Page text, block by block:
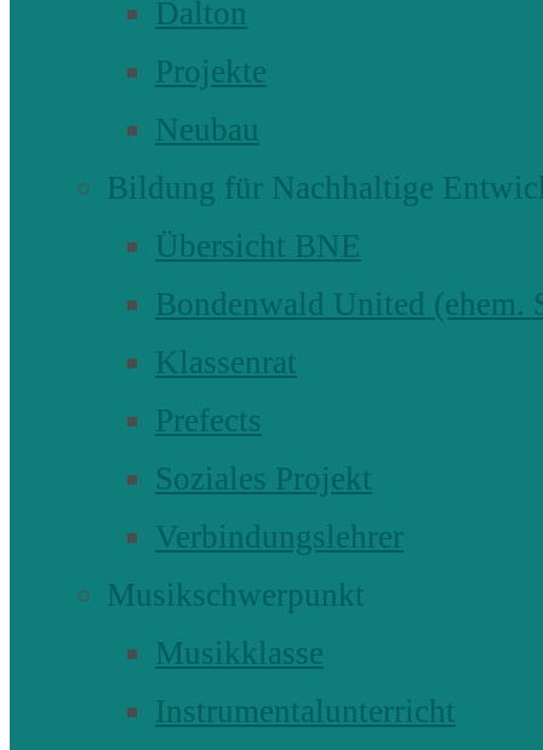
Dalton
Projekte
Neubau
Bildung für Nachhaltige
Übersicht BNE
Bondenwald United (ehem.
Klassenrat
Prefects
Soziales Projekt
Verbindungslehrer
Musikschwerpunkt
Musikklasse
Instrumentalunterricht